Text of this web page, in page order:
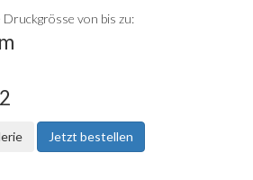
Druckgrösse von bis zu:
Jetzt bestellen